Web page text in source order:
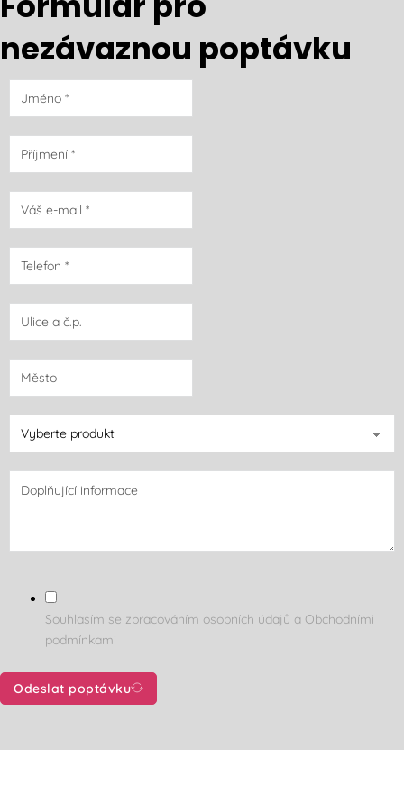
nezávaznou poptávku
Souhlasím se zpracováním osobních údajů a Obchodními
podmínkami
Odeslat poptávku